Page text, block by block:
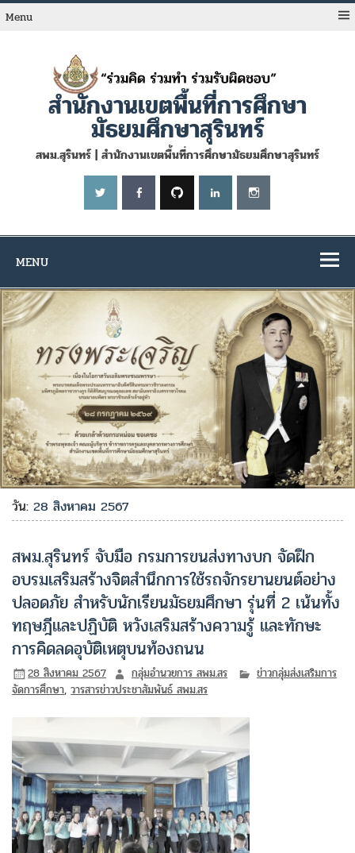
Skip
toMenu
สำนักงานเขตพื้นที่การศึกษา
มัธยมศึกษาสุรินทร์
สพม.สุรินทร์ | สำนักงานเขตพื้นที่การศึกษามัธยมศึกษาสุรินทร์
MENU
วัน:28 สิงหาคม 2567
สพม.สุรินทร์ จับมือ กรมการขนส่งทางบก จัดฝึก
อบรมเสริมสร้างจิตสำนึกการใช้รถจักรยานยนต์อย่าง
ปลอดภัย สำหรับนักเรียนมัธยมศึกษา รุ่นที่ 2 เน้นทั้ง
ทฤษฎีและปฏิบัติ หวังเสริมสร้างความรู้ และทักษะ
การคิดลดอุบัติเหตุบนท้องถนน
28 สิงหาคม 2567 กลุ่มอำนวยการ สพม.สร
ข่าวกลุ่มส่งเสริมการ
จัดการศึกษา,วารสารข่าวประชาสัมพันธ์ สพม.สร